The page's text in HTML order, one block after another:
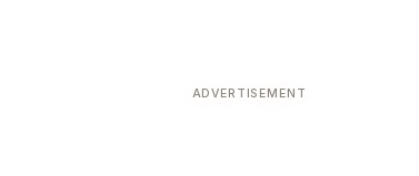
ADVERTISEMENT